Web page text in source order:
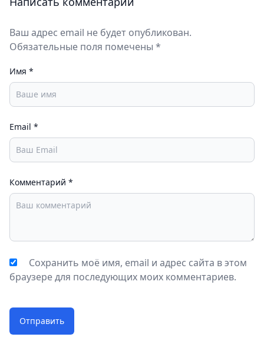
Ваш адрес email не будет опубликован.
Обязательные поля помечены *
Имя *
Email *
Комментарий *
Сохранить моё имя, email и адрес сайта в этом
браузере для последующих моих комментариев.
Отправить